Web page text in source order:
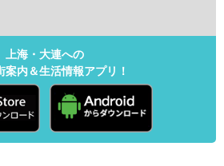
上海・大連への
案内＆生活情報アプリ！